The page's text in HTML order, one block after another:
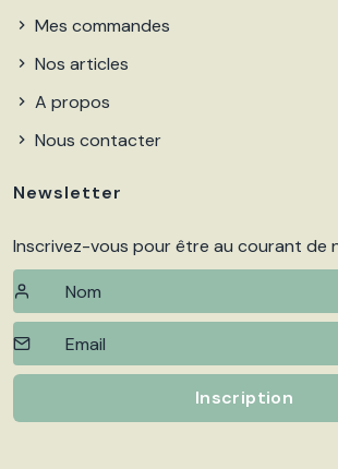
Mes commandes
Nos articles
A propos
Nous contacter
Newsletter
Inscrivez-vous pour être au courant de
Inscription